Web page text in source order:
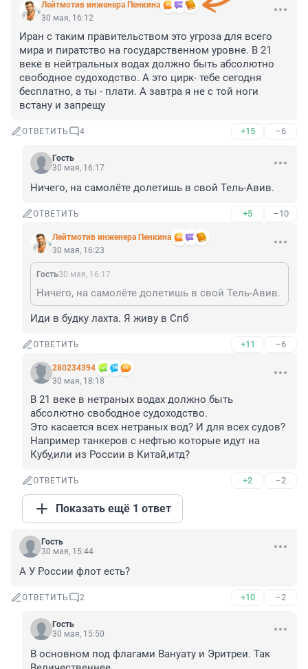
Лейтмотив инженера Пенкина
30 мая, 16:12
Иран с таким правительством это угроза для всего
мира и пиратство на государственном уровне. В 21
веке в нейтральных водах должно быть абсолютно
свободное судоходство. А это цирк- тебе сегодня
бесплатно, а ты - плати. А завтра я не с той ноги
встану и запрещу
ОТВЕТИТЬ 4 +15 –6
Гость
30 мая, 16:17
Ничего, на самолёте долетишь в свой Тель-Авив.
ОТВЕТИТЬ +5 –10
Лейтмотив инженера Пенкина
30 мая, 16:23
Гость30 мая, 16:17
Ничего, на самолёте долетишь в свой Тель-Авив.
Иди в будку лахта. Я живу в Спб
ОТВЕТИТЬ +11 –6
280234394
30 мая, 18:18
В 21 веке в нетраных водах должно быть
абсолютно свободное судоходство.
Это касается всех нетраных вод? И для всех судов?
Например танкеров с нефтью которые идут на
Кубу,или из России в Китай,итд?
ОТВЕТИТЬ +2 –2
Показать ещё 1 ответ
Гость
30 мая, 15:44
А У России флот есть?
ОТВЕТИТЬ 2 +10 –2
Гость
30 мая, 15:50
В основном под флагами Вануату и Эритреи. Так